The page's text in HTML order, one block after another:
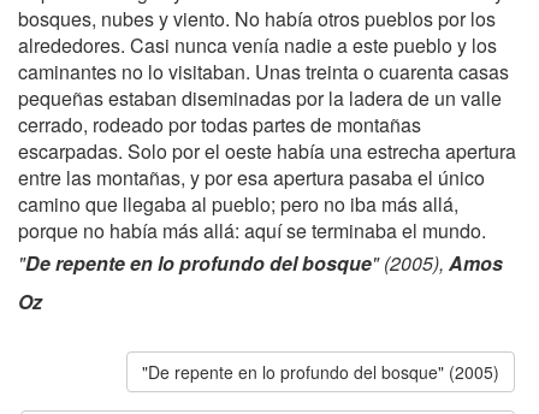
bosques, nubes y viento. No había otros pueblos por los
alrededores. Casi nunca venía nadie a este pueblo y los
caminantes no lo visitaban. Unas treinta o cuarenta casas
pequeñas estaban diseminadas por la ladera de un valle
cerrado, rodeado por todas partes de montañas
escarpadas. Solo por el oeste había una estrecha apertura
entre las montañas, y por esa apertura pasaba el único
camino que llegaba al pueblo; pero no iba más allá,
porque no había más allá: aquí se terminaba el mundo.
"De repente en lo profundo del bosque" (2005), Amos
Oz
"De repente en lo profundo del bosque" (2005)